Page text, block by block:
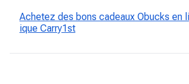
Achetez des bons cadeaux Obucks en
ique Carry1st